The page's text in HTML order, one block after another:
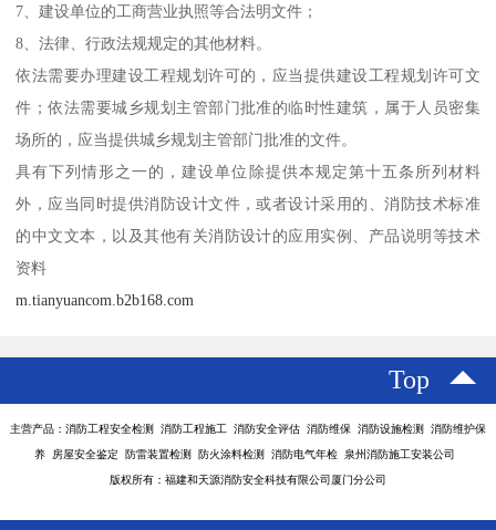
7、建设单位的工商营业执照等合法明文件；
8、法律、行政法规规定的其他材料。
依法需要办理建设工程规划许可的，应当提供建设工程规划许可文
件；依法需要城乡规划主管部门批准的临时性建筑，属于人员密集
场所的，应当提供城乡规划主管部门批准的文件。
具有下列情形之一的，建设单位除提供本规定第十五条所列材料
外，应当同时提供消防设计文件，或者设计采用的、消防技术标准
的中文文本，以及其他有关消防设计的应用实例、产品说明等技术
资料
m.tianyuancom.b2b168.com
Top
主营产品：消防工程安全检测 消防工程施工 消防安全评估 消防维保 消防设施检测 消防维护保
养 房屋安全鉴定 防雷装置检测 防火涂料检测 消防电气年检 泉州消防施工安装公司
版权所有：福建和天源消防安全科技有限公司厦门分公司